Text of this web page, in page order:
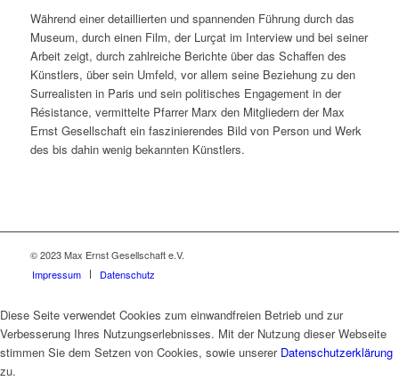
Während einer detaillierten und spannenden Führung durch das
Museum, durch einen Film, der Lurçat im Interview und bei seiner
Arbeit zeigt, durch zahlreiche Berichte über das Schaffen des
Künstlers, über sein Umfeld, vor allem seine Beziehung zu den
Surrealisten in Paris und sein politisches Engagement in der
Résistance, vermittelte Pfarrer Marx den Mitgliedern der Max
Ernst Gesellschaft ein faszinierendes Bild von Person und Werk
des bis dahin wenig bekannten Künstlers.
© 2023 Max Ernst Gesellschaft e.V.
Impressum
Datenschutz
Diese Seite verwendet Cookies zum einwandfreien Betrieb und zur
Verbesserung Ihres Nutzungserlebnisses. Mit der Nutzung dieser Webseite
stimmen Sie dem Setzen von Cookies, sowie unserer Datenschutzerklärung
zu.